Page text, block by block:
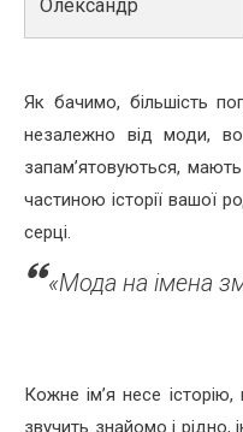
Олександр
Як бачимо, більшість
незалежно від моди,
запам’ятовуються,
частиною історії вашої
серці.
«Мода на імена
Кожне ім’я несе
звучить знайомо і рідно,